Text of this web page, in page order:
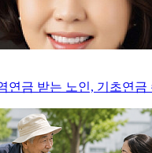
연금 받는 노인, 기초연금